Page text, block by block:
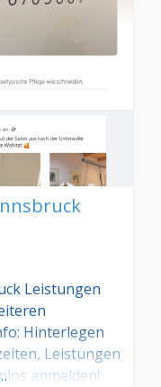
Leistungen
Hinterlegen
Leistungen
anmelden!